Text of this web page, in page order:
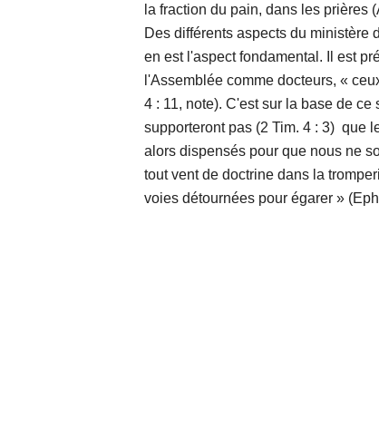
la fraction du pain, dans les prières
Des différents aspects du ministère
en est l'aspect fondamental. Il est
l'Assemblée comme docteurs, «
4 : 11, note). C'est sur la base de ce
supporteront pas (2 Tim. 4 : 3) 
alors dispensés pour que nous ne
tout vent de doctrine dans la
voies détournées pour égarer »